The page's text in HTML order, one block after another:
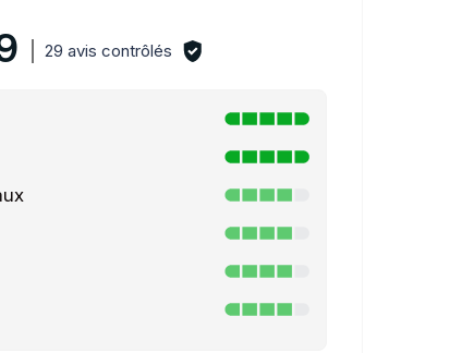
29 avis contrôlés